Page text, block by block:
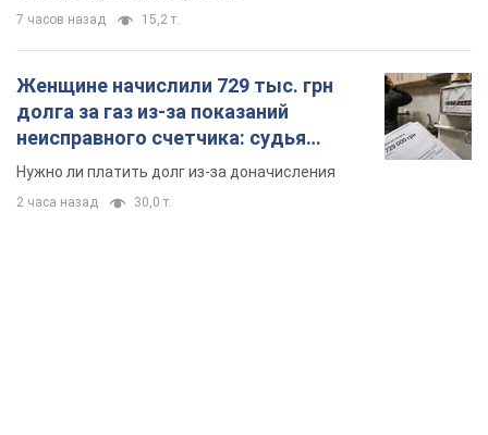
7 часов назад 15,2 т.
Женщине начислили 729 тыс. грн
долга за газ из-за показаний
неисправного счетчика: судья
вынес неожиданное решение
Нужно ли платить долг из-за доначисления
2 часа назад 30,0 т.